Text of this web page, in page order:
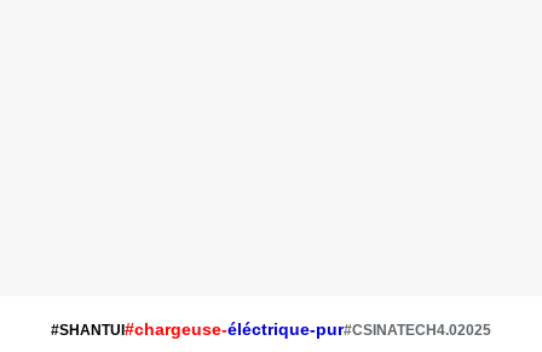
#SHANTUI #chargeuse-éléctrique-pur#CSINATECH4.02025